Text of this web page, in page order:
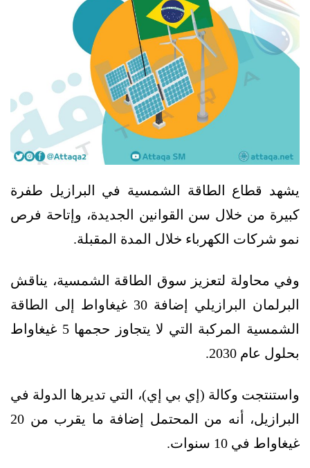
يشهد قطاع الطاقة الشمسية في البرازيل طفرة
كبيرة من خلال سن القوانين الجديدة، وإتاحة فرص
نمو شركات الكهرباء خلال المدة المقبلة.
وفي محاولة لتعزيز سوق الطاقة الشمسية، يناقش
البرلمان البرازيلي إضافة 30 غيغاواط إلى الطاقة
الشمسية المركبة التي لا يتجاوز حجمها 5 غيغاواط
بحلول عام 2030.
واستنتجت وكالة (إي بي إي)، التي تديرها الدولة في
البرازيل، أنه من المحتمل إضافة ما يقرب من 20
غيغاواط في 10 سنوات.